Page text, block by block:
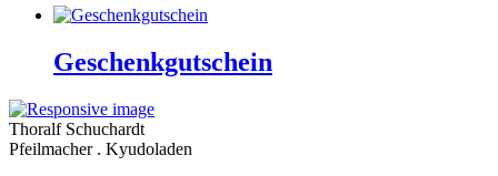
Geschenkgutschein
Thoralf Schuchardt
Pfeilmacher . Kyudoladen